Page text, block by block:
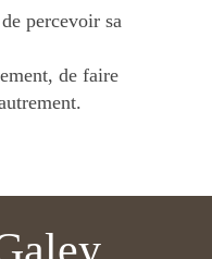
percevoir sa
de faire